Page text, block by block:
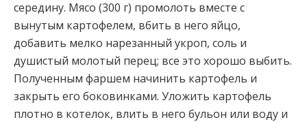
середину. Мясо (300 г) промолоть вместе с
вынутым картофелем, вбить в него яйцо,
добавить мелко нарезанный укроп, соль и
душистый молотый перец; все это хорошо выбить.
Полученным фаршем начинить картофель и
закрыть его боковинками. Уложить картофель
плотно в котелок, влить в него бульон или воду и